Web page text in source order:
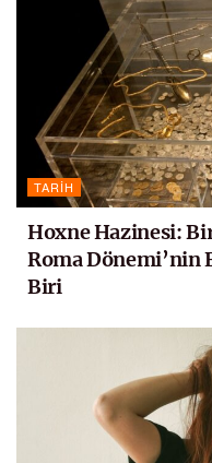
TARIH
Hoxne Hazinesi:
Roma Dönemi’nin
Biri